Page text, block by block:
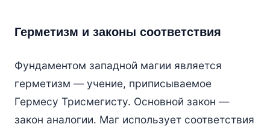
Герметизм и законы соответствия
Фундаментом западной магии является
герметизм — учение, приписываемое
Гермесу Трисмегисту. Основной закон —
закон аналогии. Маг использует соответствия